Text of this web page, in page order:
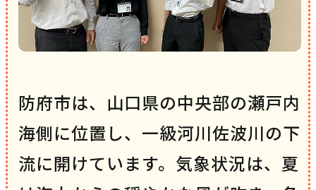
防府市は、山口県の中央部の瀬戸内
海側に位置し、一級河川佐波川の下
流に開けています。気象状況は、夏